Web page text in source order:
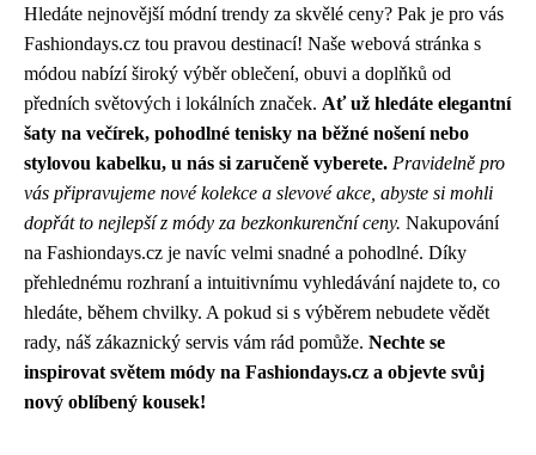
Hledáte nejnovější módní trendy za skvělé ceny? Pak je pro vás
Fashiondays.cz tou pravou destinací! Naše webová stránka s
módou nabízí široký výběr oblečení, obuvi a doplňků od
předních světových i lokálních značek. Ať už hledáte elegantní
šaty na večírek, pohodlné tenisky na běžné nošení nebo
stylovou kabelku, u nás si zaručeně vyberete. Pravidelně pro
vás připravujeme nové kolekce a slevové akce, abyste si mohli
dopřát to nejlepší z módy za bezkonkurenční ceny. Nakupování
na Fashiondays.cz je navíc velmi snadné a pohodlné. Díky
přehlednému rozhraní a intuitivnímu vyhledávání najdete to, co
hledáte, během chvilky. A pokud si s výběrem nebudete vědět
rady, náš zákaznický servis vám rád pomůže. Nechte se
inspirovat světem módy na Fashiondays.cz a objevte svůj
nový oblíbený kousek!